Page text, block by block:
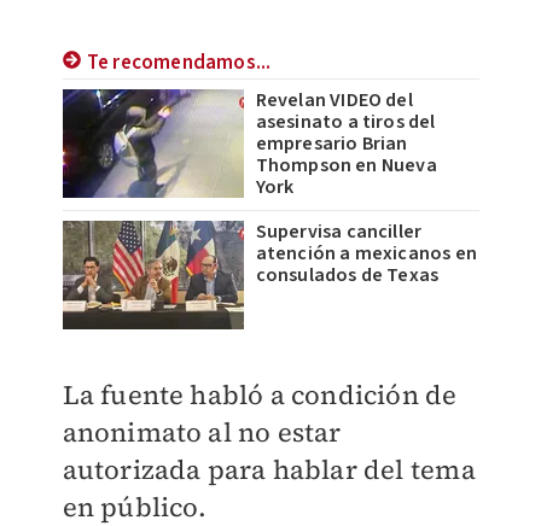
Te recomendamos...
Revelan VIDEO del
asesinato a tiros del
empresario Brian
Thompson en Nueva
York
Supervisa canciller
atención a mexicanos en
consulados de Texas
La fuente habló a condición de
anonimato al no estar
autorizada para hablar del tema
en público.